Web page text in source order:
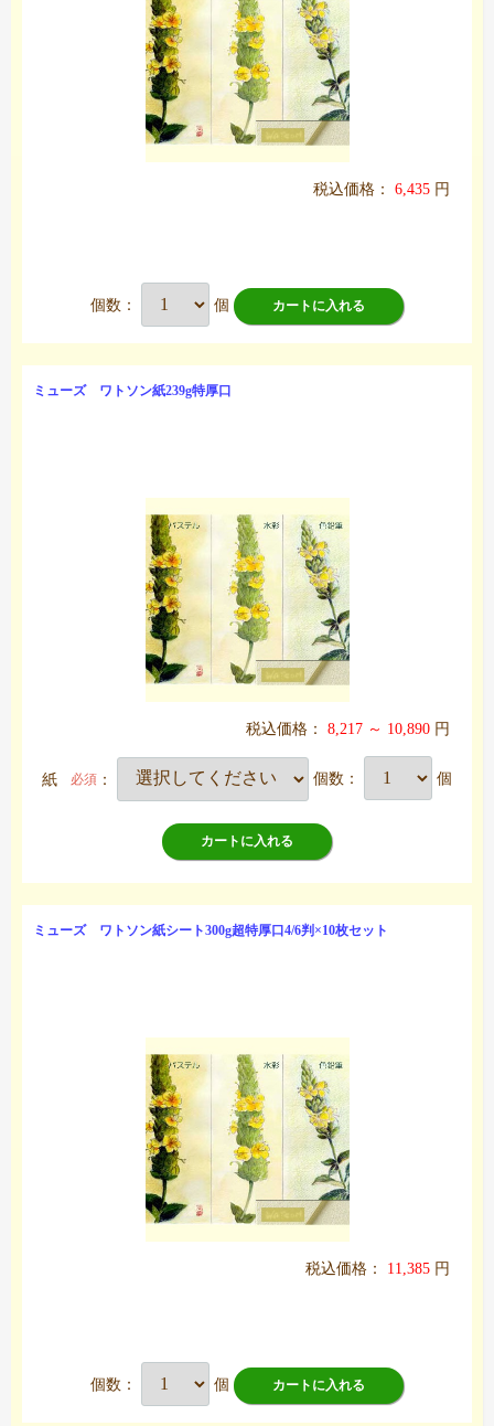
税込価格： 6,435 円
個数： 個 カートに入れる
ミューズ ワトソン紙239g特厚口
税込価格： 8,217 ～ 10,890 円
紙 必須 ： 個数： 個
カートに入れる
ミューズ ワトソン紙シート300g超特厚口4/6判×10枚セット
税込価格： 11,385 円
個数： 個 カートに入れる